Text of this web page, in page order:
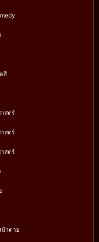
สี
สตร์
สตร์
สตร์
าตาย